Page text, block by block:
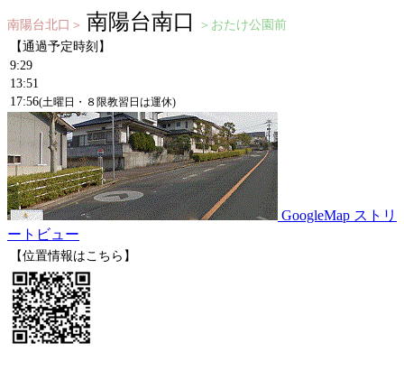
南陽台北口＞ 南陽台南口
＞おたけ公園前
【通過予定時刻】
9:29
13:51
17:56(土曜日・８限教習日は運休)
GoogleMap ストリ
ートビュー
【位置情報はこちら】